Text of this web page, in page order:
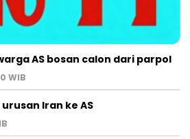
AS bosan calon dari parpol
WIB
Iran ke AS